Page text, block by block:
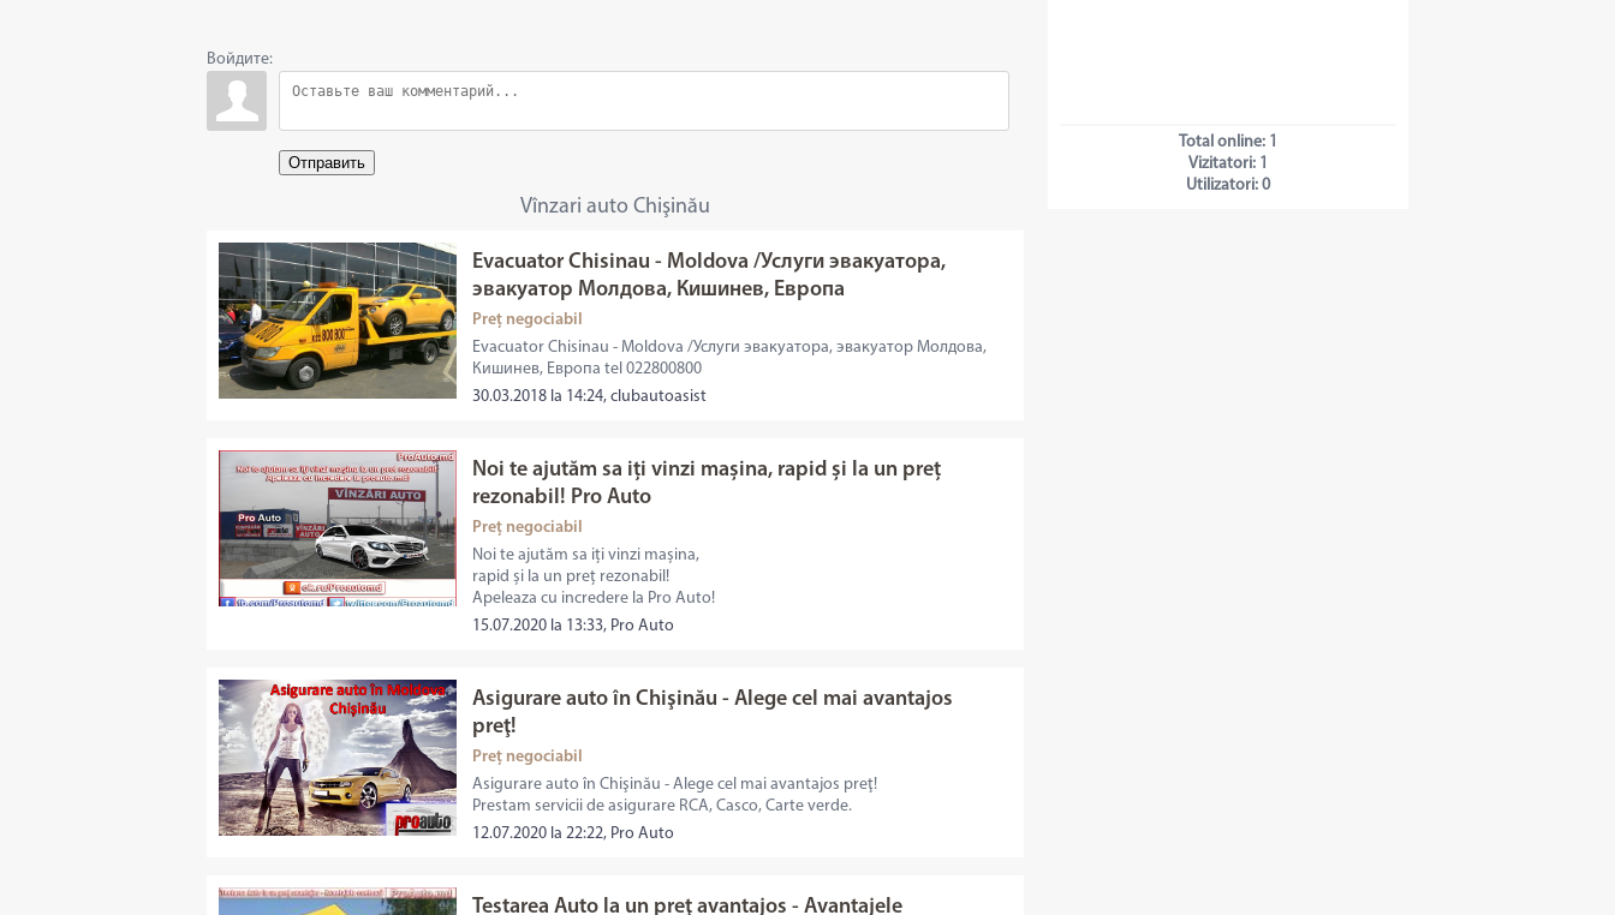
Войдите:
Отправить
Vînzari auto Chişinău
Evacuator Chisinau - Moldova /Услуги эвакуатора,
эвакуатор Молдова, Кишинев, Европа
Preț negociabil
Evacuator Chisinau - Moldova /Услуги эвакуатора, эвакуатор Молдова,
Кишинев, Европа tel 022800800
30.03.2018 la 14:24, clubautoasist
Noi te ajutăm sa iți vinzi mașina, rapid și la un preț
rezonabil! Pro Auto
Preț negociabil
Noi te ajutăm sa iți vinzi mașina,
rapid și la un preț rezonabil!
Apeleaza cu incredere la Pro Auto!
15.07.2020 la 13:33, Pro Auto
Asigurare auto în Chişinău - Alege cel mai avantajos
preţ!
Preț negociabil
Asigurare auto în Chişinău - Alege cel mai avantajos preţ!
Prestam servicii de asigurare RCA, Casco, Carte verde.
12.07.2020 la 22:22, Pro Auto
Testarea Auto la un preţ avantajos - Avantajele
Total online: 1
Vizitatori: 1
Utilizatori: 0